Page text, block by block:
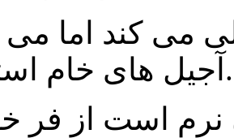
آجیل های خام استفاده کنید.